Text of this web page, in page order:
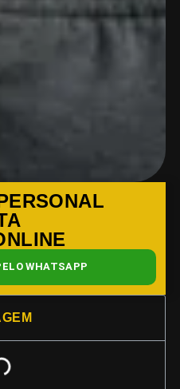
WHATSAPP